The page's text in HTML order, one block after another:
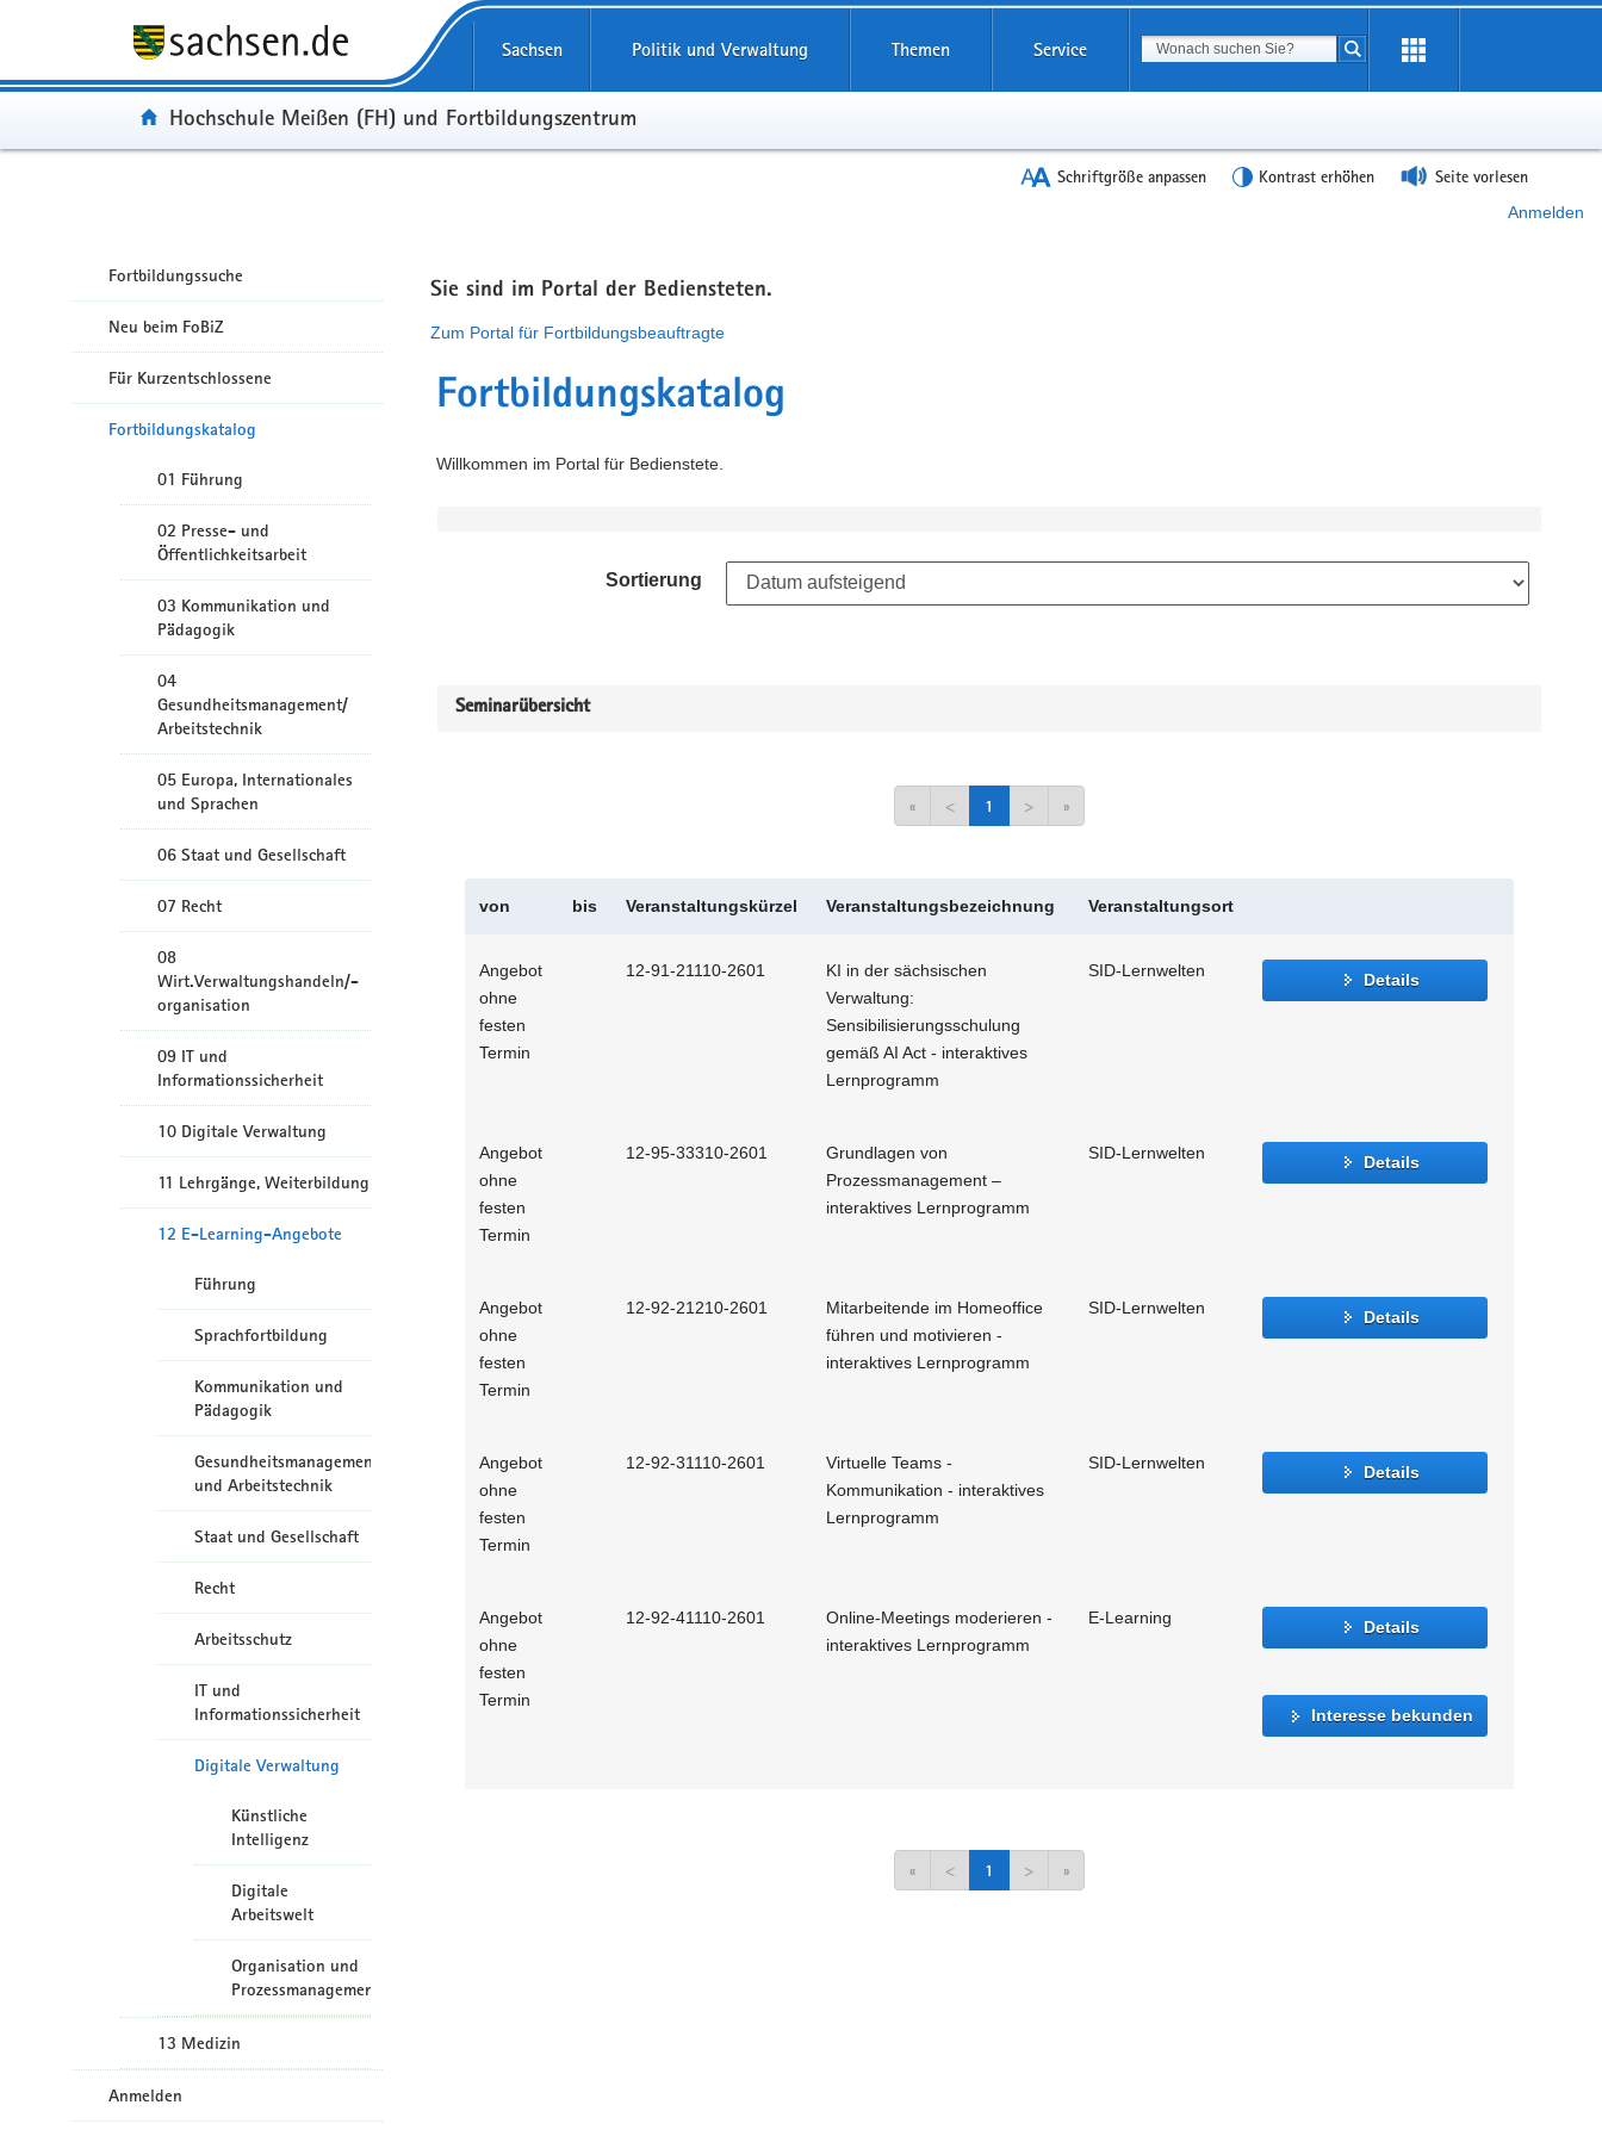
Sachsen Politik und Verwaltung Themen Service Suchbegriff
Suche starten
Portal:
Hochschule Meißen (FH) und Fortbildungszentrum
Schriftgröße anpassen Kontrast erhöhen Seite vorlesen
Anmelden
Fortbildungssuche
Neu beim FoBiZ
Für Kurzentschlossene
Fortbildungskatalog
01 Führung
02 Presse- und
Öffentlichkeitsarbeit
03 Kommunikation und
Pädagogik
04
Gesundheitsmanagement/
Arbeitstechnik
05 Europa, Internationales
und Sprachen
06 Staat und Gesellschaft
07 Recht
08
Wirt.Verwaltungshandeln/-
organisation
09 IT und
Informationssicherheit
10 Digitale Verwaltung
11 Lehrgänge, Weiterbildung
12 E-Learning-Angebote
Führung
Sprachfortbildung
Kommunikation und
Pädagogik
Gesundheitsmanagement
und Arbeitstechnik
Staat und Gesellschaft
Recht
Arbeitsschutz
IT und
Informationssicherheit
Digitale Verwaltung
Künstliche
Intelligenz
Digitale
Arbeitswelt
Organisation und
Prozessmanagement
13 Medizin
Anmelden
Sie sind im Portal der Bediensteten.
Zum Portal für Fortbildungsbeauftragte
Fortbildungskatalog
Willkommen im Portal für Bedienstete.
Sortierung
Seminarübersicht
« < 1 > »
von bis Veranstaltungskürzel Veranstaltungsbezeichnung Veranstaltungsort
Angebot
ohne
festen
Termin
12-91-21110-2601
KI in der sächsischen
Verwaltung:
Sensibilisierungsschulung
gemäß AI Act - interaktives
Lernprogramm
SID-Lernwelten Details
Angebot
ohne
festen
Termin
12-95-33310-2601
Grundlagen von
Prozessmanagement –
interaktives Lernprogramm
SID-Lernwelten Details
Angebot
ohne
festen
Termin
12-92-21210-2601
Mitarbeitende im Homeoffice
führen und motivieren -
interaktives Lernprogramm
SID-Lernwelten Details
Angebot
ohne
festen
Termin
12-92-31110-2601
Virtuelle Teams -
Kommunikation - interaktives
Lernprogramm
SID-Lernwelten Details
Angebot
ohne
festen
Termin
12-92-41110-2601
Online-Meetings moderieren -
interaktives Lernprogramm
E-Learning Details
Interesse bekunden
« < 1 > »